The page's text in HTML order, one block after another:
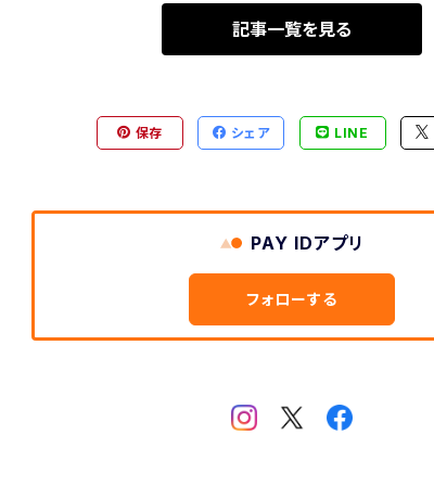
記事一覧を見る
保存 シェア LINE
PAY IDアプリ
フォローする